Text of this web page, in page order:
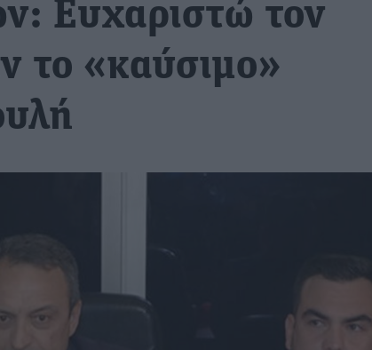
Ευχαριστώ τον
το «καύσιμο»